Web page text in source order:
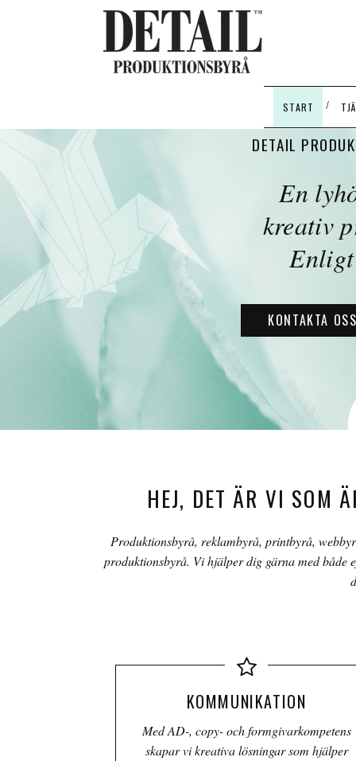
START /
DETAIL
En
kreativ
KONTAKTA
HEJ, DET ÄR VI SOM
Produktionsbyrå, reklambyrå, printbyrå,
produktionsbyrå. Vi hjälper dig gärna med
KOMMUNIKATION
Med AD-, copy- och formgivarkompetens
skapar vi kreativa lösningar som hjälper